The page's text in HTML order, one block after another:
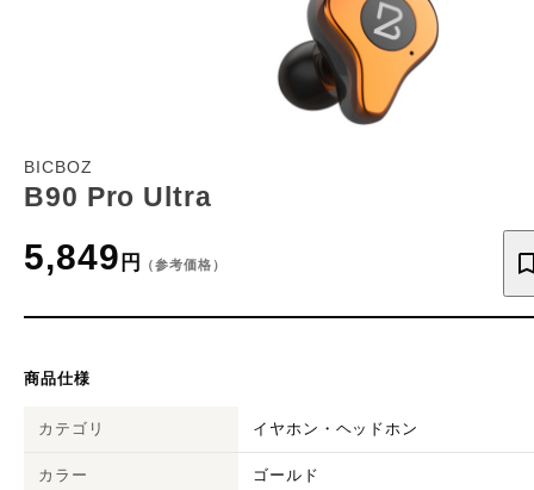
BICBOZ
B90 Pro Ultra
5,849 円 （参考価格）
商品仕様
カテゴリ イヤホン・ヘッドホン
カラー ゴールド